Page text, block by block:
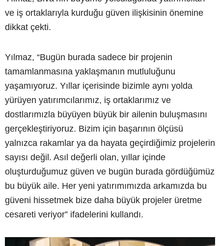
ve iş ortaklarıyla kurduğu güven ilişkisinin önemine
dikkat çekti.
Yılmaz, “Bugün burada sadece bir projenin
tamamlanmasına yaklaşmanın mutluluğunu
yaşamıyoruz. Yıllar içerisinde bizimle aynı yolda
yürüyen yatırımcılarımız, iş ortaklarımız ve
dostlarımızla büyüyen büyük bir ailenin buluşmasını
gerçekleştiriyoruz. Bizim için başarının ölçüsü
yalnızca rakamlar ya da hayata geçirdiğimiz projelerin
sayısı değil. Asıl değerli olan, yıllar içinde
oluşturduğumuz güven ve bugün burada gördüğümüz
bu büyük aile. Her yeni yatırımımızda arkamızda bu
güveni hissetmek bize daha büyük projeler üretme
cesareti veriyor” ifadelerini kullandı.